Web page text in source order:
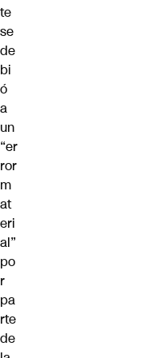
te
se
de
bi
ó
a
un
“er
ror
m
at
eri
al”
po
r
pa
rte
de